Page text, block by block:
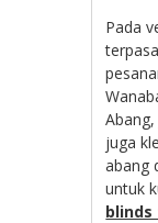
Pada
juga
abang
untuk